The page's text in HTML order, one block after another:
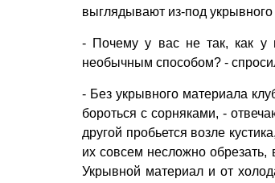
выглядывают из-под
- Почему у вас не так, как у
необычным способом? -
- Без укрывного материала
бороться с сорняками, -
другой пробьется возле
их совсем несложно обрезать,
Укрывной материал и от